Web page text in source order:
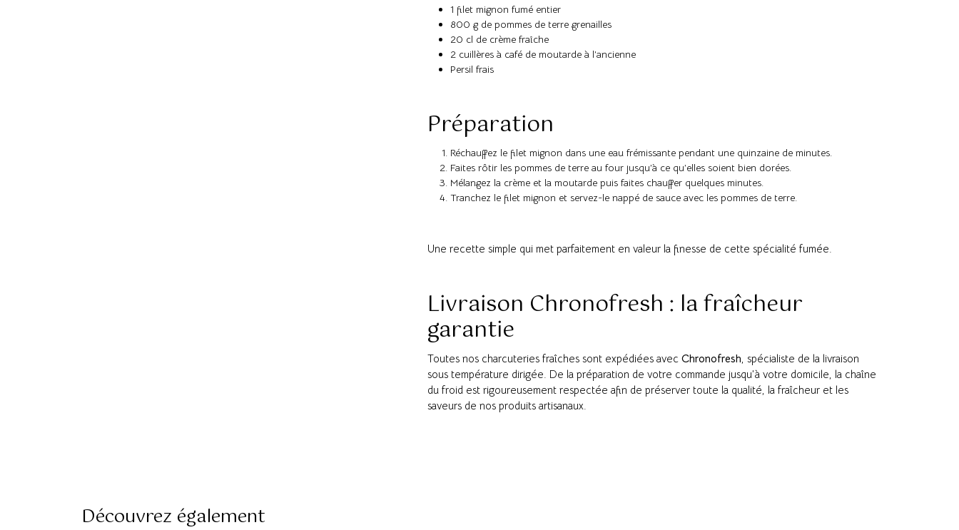
1 filet mignon fumé entier
800 g de pommes de terre grenailles
20 cl de crème fraîche
2 cuillères à café de moutarde à l’ancienne
Persil frais
Préparation
Réchauffez le filet mignon dans une eau frémissante pendant une quinzaine de minutes.
Faites rôtir les pommes de terre au four jusqu’à ce qu’elles soient bien dorées.
Mélangez la crème et la moutarde puis faites chauffer quelques minutes.
Tranchez le filet mignon et servez-le nappé de sauce avec les pommes de terre.
Une recette simple qui met parfaitement en valeur la finesse de cette spécialité fumée.
Livraison Chronofresh : la fraîcheur
garantie
Toutes nos charcuteries fraîches sont expédiées avec Chronofresh, spécialiste de la livraison
sous température dirigée. De la préparation de votre commande jusqu’à votre domicile, la chaîne
du froid est rigoureusement respectée afin de préserver toute la qualité, la fraîcheur et les
saveurs de nos produits artisanaux.
Découvrez également